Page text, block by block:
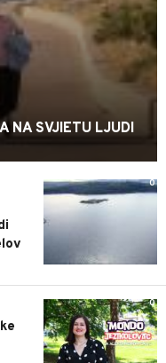
NA SVJIETU LJUDI
0
0